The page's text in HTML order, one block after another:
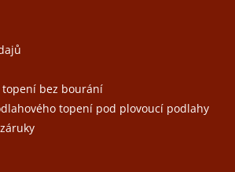
topení bez bourání
topení pod plovoucí podlahy